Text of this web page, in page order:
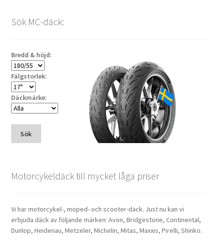
Sök MC-däck:
Bredd & höjd:
Fälgstorlek:
Däckmärke:
Sök
Motorcykeldäck till mycket låga priser
Vi har motorcykel-, moped- och scooter-däck. Just nu kan vi
erbjuda däck av följande märken: Avon, Bridgestone, Continental,
Dunlop, Heidenau, Metzeler, Michelin, Mitas, Maxxis, Pirelli, Shinko.